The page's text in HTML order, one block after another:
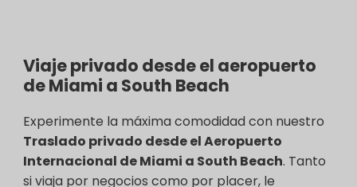
Viaje privado desde el aeropuerto
de Miami a South Beach
Experimente la máxima comodidad con nuestro
Traslado privado desde el Aeropuerto
Internacional de Miami a South Beach. Tanto
si viaja por negocios como por placer, le